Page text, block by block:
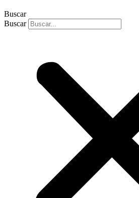
Buscar
Buscar